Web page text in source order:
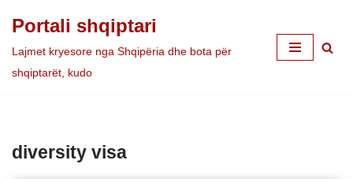
Skip
to
Portali shqiptari
Lajmet kryesore nga Shqipëria dhe bota për
shqiptarët, kudo
diversity visa